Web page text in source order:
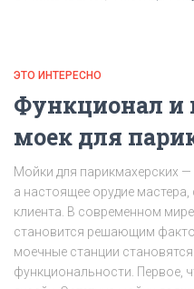
ЭТО ИНТЕРЕСНО
Функционал и
моек для
Мойки для парикмахерских —
а настоящее орудие
клиента. В современном
становится решающим
моечные станции
функциональности. Первое,